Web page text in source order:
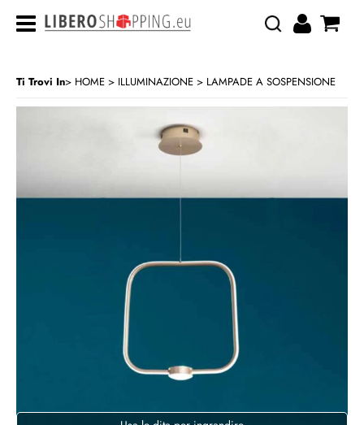
Ti Trovi In HOME ILLUMINAZIONE LAMPADE A SOSPENSIONE